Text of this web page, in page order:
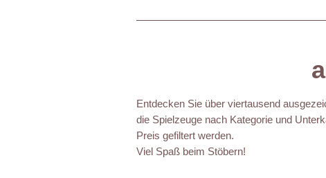
Entdecken Sie über viertausend
die Spielzeuge nach Kategorie und
Preis gefiltert werden.
Viel Spaß beim Stöbern!